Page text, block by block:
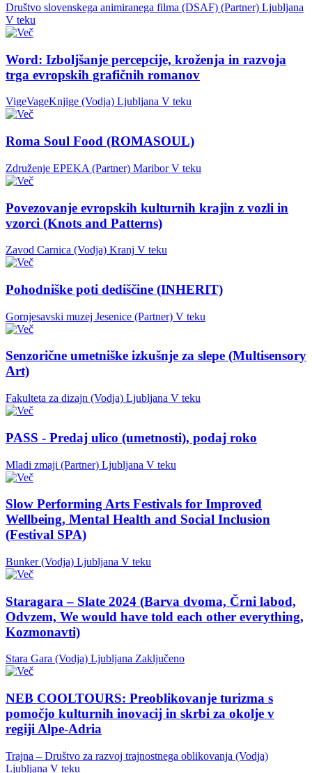
Društvo slovenskega animiranega filma (DSAF) (Partner) Ljubljana
V teku
Word: Izboljšanje percepcije, kroženja in razvoja
trga evropskih grafičnih romanov
VigeVageKnjige (Vodja) Ljubljana V teku
Roma Soul Food (ROMASOUL)
Združenje EPEKA (Partner) Maribor V teku
Povezovanje evropskih kulturnih krajin z vozli in
vzorci (Knots and Patterns)
Zavod Carnica (Vodja) Kranj V teku
Pohodniške poti dediščine (INHERIT)
Gornjesavski muzej Jesenice (Partner) V teku
Senzorične umetniške izkušnje za slepe (Multisensory
Art)
Fakulteta za dizajn (Vodja) Ljubljana V teku
PASS - Predaj ulico (umetnosti), podaj roko
Mladi zmaji (Partner) Ljubljana V teku
Slow Performing Arts Festivals for Improved
Wellbeing, Mental Health and Social Inclusion
(Festival SPA)
Bunker (Vodja) Ljubljana V teku
Staragara – Slate 2024 (Barva dvoma, Črni labod,
Odvzem, We would have told each other everything,
Kozmonavti)
Stara Gara (Vodja) Ljubljana Zaključeno
NEB COOLTOURS: Preoblikovanje turizma s
pomočjo kulturnih inovacij in skrbi za okolje v
regiji Alpe-Adria
Trajna – Društvo za razvoj trajnostnega oblikovanja (Vodja)
Ljubljana V teku